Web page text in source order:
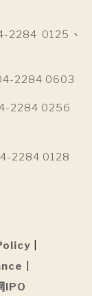
2284 0125、
2284 0603
2284 0256
2284 0128
IPO